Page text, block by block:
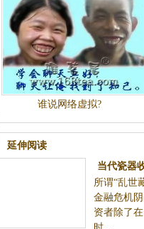
谁说网络虚拟?
延伸阅读
当代瓷器
要
所谓“乱世
金融危机
资者除了